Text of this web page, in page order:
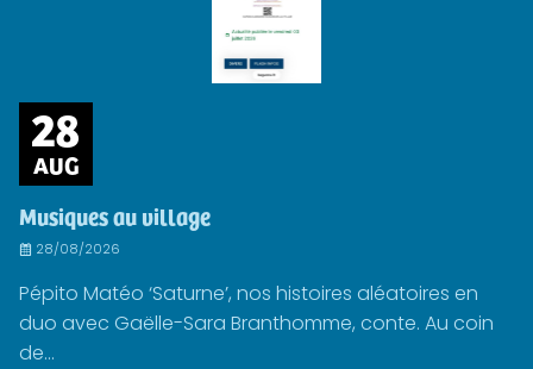
28
AUG
Musiques au village
28/08/2026
Pépito Matéo ‘Saturne’, nos histoires aléatoires en
duo avec Gaëlle-Sara Branthomme, conte. Au coin
de...